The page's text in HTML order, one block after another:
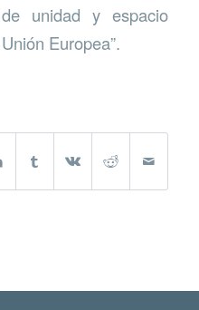
unidad y espacio
Europea”.